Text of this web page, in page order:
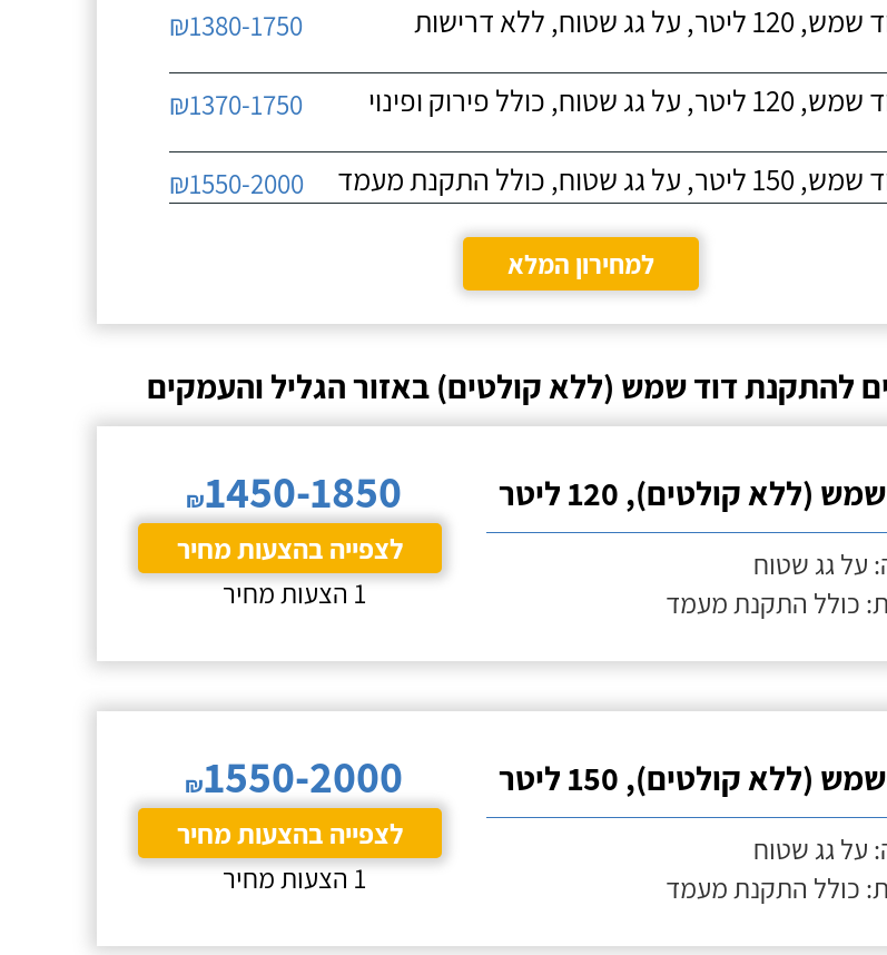
התקנת דוד שמש, 120 ליטר, על גג שטוח, ללא דרישות
₪1380-1750
התקנת דוד שמש, 120 ליטר, על גג שטוח, כולל פירוק ופינוי
₪1370-1750
כולל התקנת מעמד ₪1550-2000
למחירון המלא
להתקנת דוד שמש (ללא קולטים) באזור הגליל והעמקים
(ללא קולטים), 120 ליטר
על גג שטוח
כולל התקנת מעמד
₪1450-1850
לצפייה בהצעות מחיר
1 הצעות מחיר
(ללא קולטים), 150 ליטר
על גג שטוח
כולל התקנת מעמד
₪1550-2000
לצפייה בהצעות מחיר
1 הצעות מחיר